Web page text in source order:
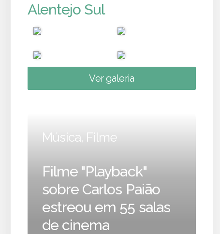
Alentejo Sul
Ver galeria
Música, Filme
Filme "Playback"
sobre Carlos Paião
estreou em 55 salas
de cinema